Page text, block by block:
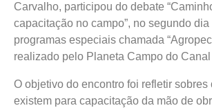
Carvalho, participou do debate
capacitação no campo”, no segundo
programas especiais chamada
realizado pelo Planeta Campo do
O objetivo do encontro foi refletir sobres
existem para capacitação da mão de